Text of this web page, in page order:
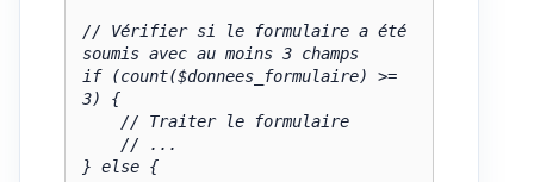
// Vérifier si le formulaire a été
soumis avec au moins 3 champs
if (count($donnees_formulaire) >=
3) {
} else {